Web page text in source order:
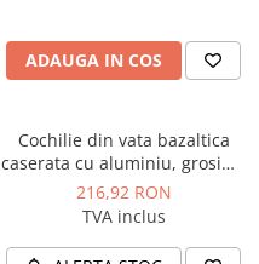
ADAUGA IN COS
Cochilie din vata bazaltica
caserata cu aluminiu, grosime
60 mm, diametru 250 mm,
lungime 1 ml, Isoshell
216,92 RON
TVA inclus